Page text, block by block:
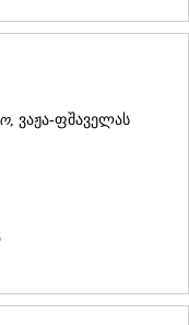
, ვაჟა-ფშაველას